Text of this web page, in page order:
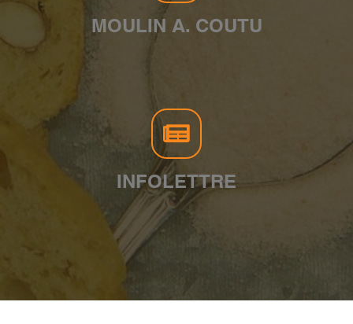
MOULIN A. COUTU
INFOLETTRE